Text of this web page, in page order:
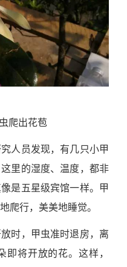
爬出花苞
员发现，有几只小甲
里的湿度、温度，都非
是五星级宾馆一样。甲
爬行，美美地睡觉。
时，甲虫准时退房，离
将开放的花。这样，